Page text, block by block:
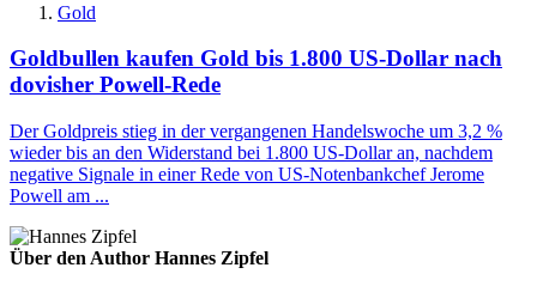
Gold
Goldbullen kaufen Gold bis 1.800 US-Dollar nach
dovisher Powell-Rede
Der Goldpreis stieg in der vergangenen Handelswoche um 3,2 %
wieder bis an den Widerstand bei 1.800 US-Dollar an, nachdem
negative Signale in einer Rede von US-Notenbankchef Jerome
Powell am ...
Über den Author Hannes Zipfel